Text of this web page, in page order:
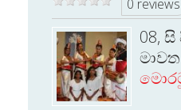
0 reviews
08,